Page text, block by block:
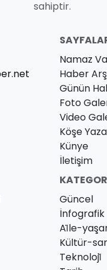
sahiptir.
Namaz
Haber
Günün
Foto
Video
Köşe
Künye
İletişim
Güncel
İnfografik
Ai̇le-
Kültür-
Teknoloji̇